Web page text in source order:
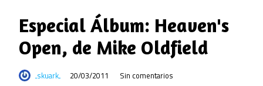
Especial Álbum: Heaven's
Open, de Mike Oldfield
skuark 20/03/2011 Sin comentarios